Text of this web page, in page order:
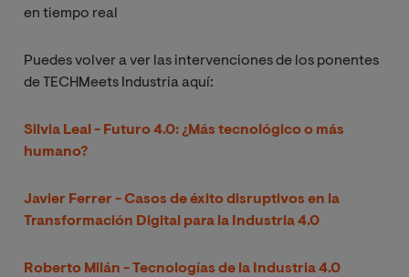
en tiempo real
Puedes volver a ver las intervenciones de los ponentes
de TECHMeets Industria aquí:
Silvia Leal - Futuro 4.0: ¿Más tecnológico o más
humano?
Javier Ferrer - Casos de éxito disruptivos en la
Transformación Digital para la Industria 4.0
Roberto Milán - Tecnologías de la Industria 4.0